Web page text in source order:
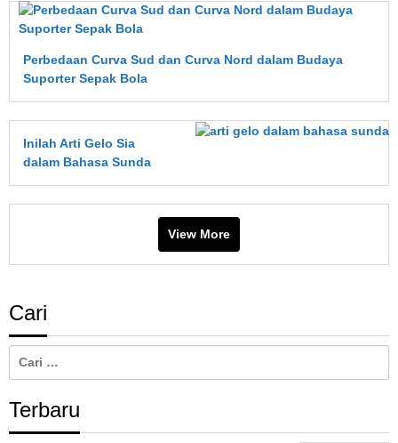
Perbedaan Curva Sud dan Curva Nord dalam Budaya
Suporter Sepak Bola
Inilah Arti Gelo Sia
dalam Bahasa Sunda
View More
Cari
Terbaru